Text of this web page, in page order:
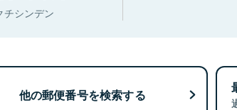
チシンデン
他の郵便番号を検索する